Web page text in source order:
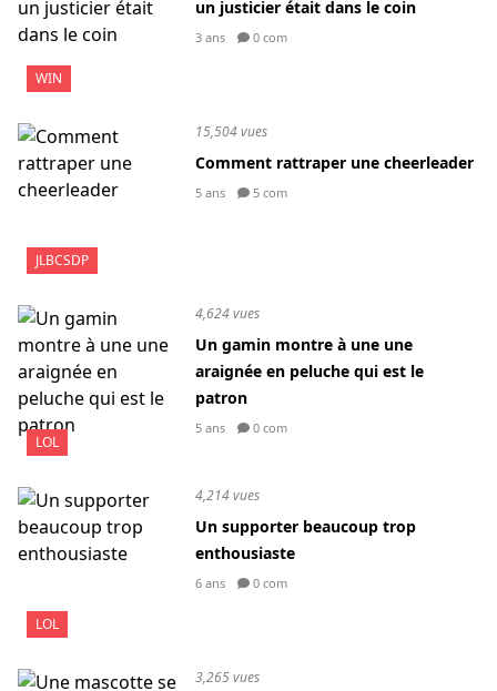
WIN
un justicier était dans le coin
3 ans 0 com
JLBCSDP
15,504 vues
Comment rattraper une cheerleader
5 ans 5 com
LOL
4,624 vues
Un gamin montre à une une
araignée en peluche qui est le
patron
5 ans 0 com
LOL
4,214 vues
Un supporter beaucoup trop
enthousiaste
6 ans 0 com
3,265 vues